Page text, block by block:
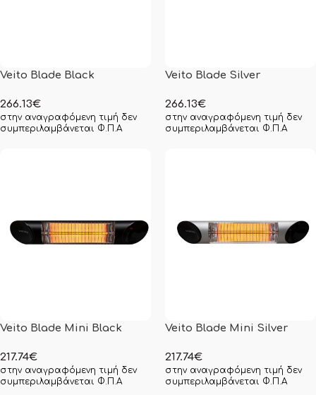
Veito Blade Black
266.13€
στην αναγραφόμενη τιμή δεν
συμπεριλαμβάνεται Φ.Π.Α
Veito Blade Silver
266.13€
στην αναγραφόμενη τιμή δεν
συμπεριλαμβάνεται Φ.Π.Α
Veito Blade Mini Black
217.74€
στην αναγραφόμενη τιμή δεν
συμπεριλαμβάνεται Φ.Π.Α
Veito Blade Mini Silver
217.74€
στην αναγραφόμενη τιμή δεν
συμπεριλαμβάνεται Φ.Π.Α